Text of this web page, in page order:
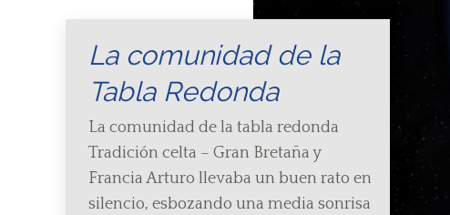
La comunidad de la
Tabla Redonda
La comunidad de la tabla redonda
Tradición celta – Gran Bretaña y
Francia Arturo llevaba un buen rato en
silencio, esbozando una media sonrisa